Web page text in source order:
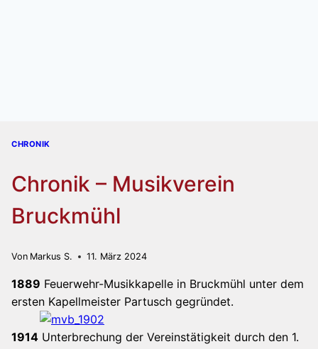
CHRONIK
Chronik – Musikverein
Bruckmühl
Von Markus S. 11. März 2024
1889 Feuerwehr-Musikkapelle in Bruckmühl unter dem
ersten Kapellmeister Partusch gegründet.
1914 Unterbrechung der Vereinstätigkeit durch den 1.